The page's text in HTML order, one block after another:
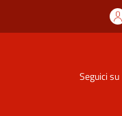
Seguici su